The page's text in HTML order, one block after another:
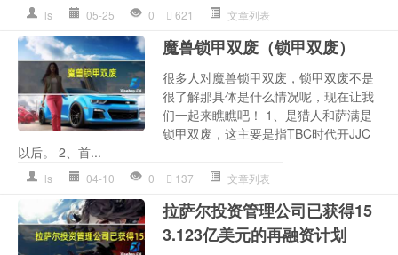
ls 05-25 0 621 文章列表
魔兽锁甲双废（锁甲双废）
很多人对魔兽锁甲双废，锁甲双废不是
很了解那具体是什么情况呢，现在让我
们一起来瞧瞧吧！ 1、是猎人和萨满是
锁甲双废，这主要是指TBC时代开JJC
以后。 2、首...
ls 04-10 0 137 文章列表
拉萨尔投资管理公司已获得15
3.123亿美元的再融资计划